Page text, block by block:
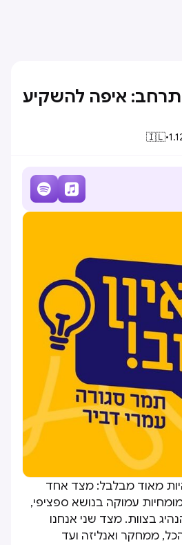
איפה להשקיע
•
🇮🇱


מאוד מבלבל: מצד אחד
עמוקה בנושא ספציפי,
בצוות. מצד שני אנחנו
ממחקר ואנליזה ועד